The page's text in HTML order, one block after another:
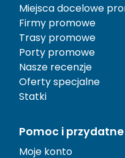
Miejsca docelowe
Firmy promowe
Trasy promowe
Porty promowe
Nasze recenzje
Oferty specjalne
Statki
Pomoc i
Moje konto